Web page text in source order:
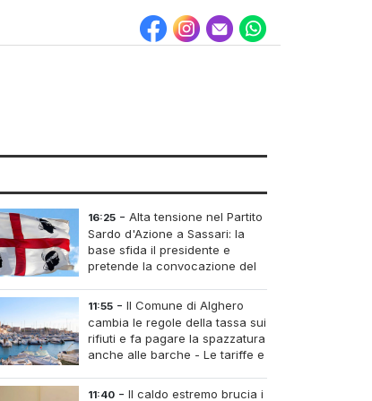
16:25 - Alta tensione nel Partito
Sardo d'Azione a Sassari: la
base sfida il presidente e
pretende la convocazione del
11:55 - Il Comune di Alghero
cambia le regole della tassa sui
rifiuti e fa pagare la spazzatura
anche alle barche - Le tariffe e
11:40 - Il caldo estremo brucia i